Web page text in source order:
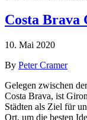
Costa Brava
10. Mai 2020
By Peter Cramer
Gelegen zwischen
Costa Brava, ​​ist
Städten als Ziel für
Ort, um die besten